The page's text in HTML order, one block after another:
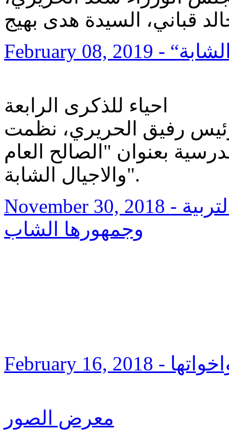
قباني، السيدة هدى بهيج
February 08, 2019
احياء للذكرى الرابعة
رفيق الحريري، نظمت
بعنوان "الصالح العام
والاجيال الشابة".
November 30, 2018 - تاثيرات التكنولوجيا الرائدة على التربية
وجمهورها الشاب
February 16, 2018
معرض الصور